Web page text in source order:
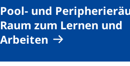
Pool- und
Raum zum Lernen und
Arbeiten